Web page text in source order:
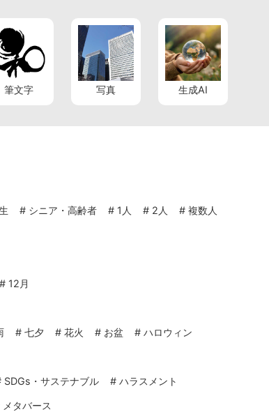
筆文字 写真 生成AI
# シニア・高齢者 # 1人 # 2人 # 複数人
# 12月
# 七夕 # 花火 # お盆 # ハロウィン
SDGs・サステナブル # ハラスメント
メタバース